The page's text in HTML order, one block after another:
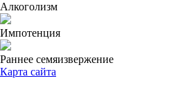
Алкоголизм
Импотенция
Раннее семяизвержение
Карта сайта